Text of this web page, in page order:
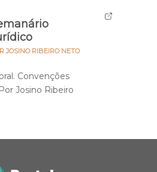
JOSINO RIBEIRO NETO
Convenções
Josino Ribeiro